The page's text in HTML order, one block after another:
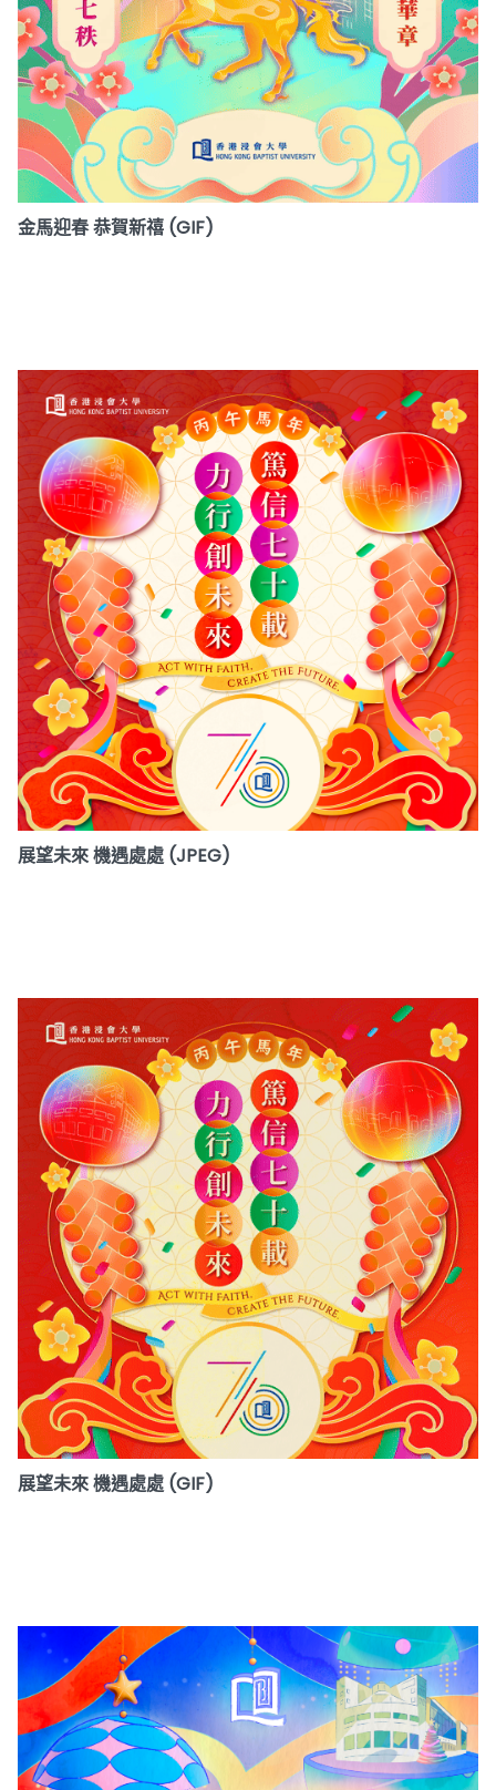
金馬迎春 恭賀新禧 (GIF)
展望未來 機遇處處 (JPEG)
展望未來 機遇處處 (GIF)